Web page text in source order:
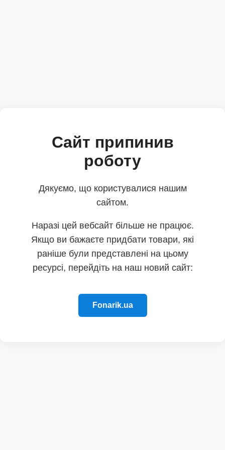
Сайт припинив
роботу
Дякуємо, що користувалися нашим
сайтом.
Наразі цей вебсайт більше не працює.
Якщо ви бажаєте придбати товари, які
раніше були представлені на цьому
ресурсі, перейдіть на наш новий сайт:
Fonarik.ua